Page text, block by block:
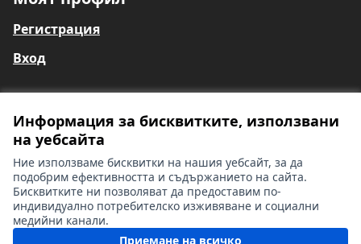
Информация за бисквитките, използвани
на уебсайта
Ние използваме бисквитки на нашия уебсайт, за да
подобрим ефективността и съдържанието на сайта.
Бисквитките ни позволяват да предоставим по-
индивидуално потребителско изживяване и социални
медийни канали.
Приемане на всичко
Регистрация
Вход
Общи условия
Информация за глухи и сляпо-глухи лица
Настройки на бисквитките
Лиценз
(Външна